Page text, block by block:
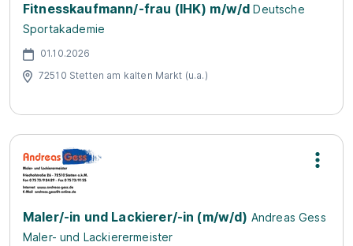
Fitnesskaufmann/-frau (IHK) m/w/d Deutsche
Sportakademie
01.10.2026
72510 Stetten am kalten Markt (u.a.)
Maler/-in und Lackierer/-in (m/w/d) Andreas Gess
Maler- und Lackierermeister